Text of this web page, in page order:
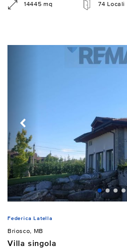
14445 mq 74 Locali
Federica Latella
Briosco, MB
Villa singola